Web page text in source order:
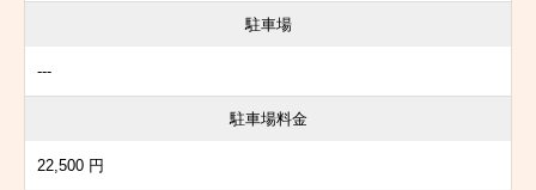
駐車場
---
駐車場料金
22,500 円